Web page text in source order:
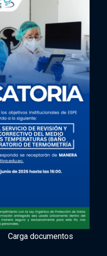
Carga documentos